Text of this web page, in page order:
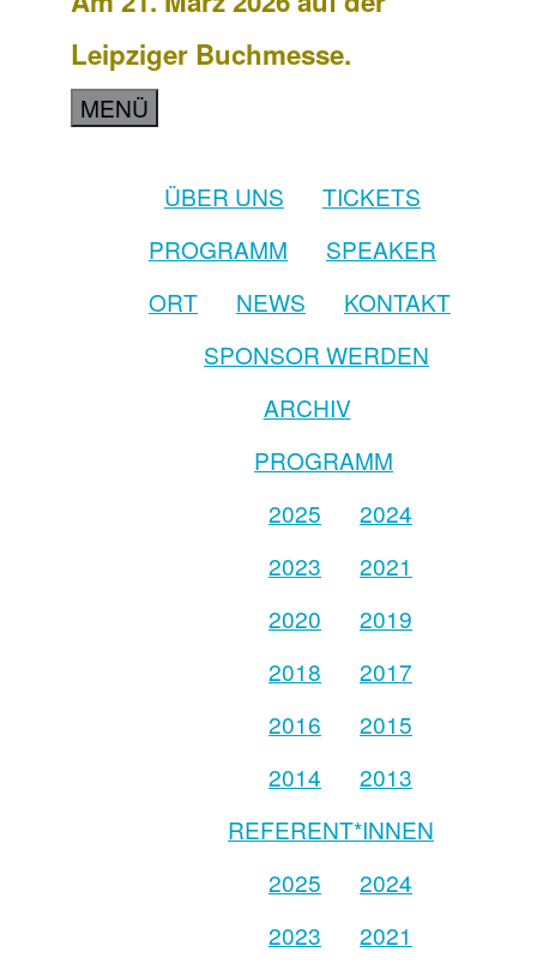
Leipziger Buchmesse.
MENÜ
ÜBER UNS
TICKETS
PROGRAMM
SPEAKER
ORT
NEWS
KONTAKT
SPONSOR WERDEN
ARCHIV
PROGRAMM
2025
2024
2023
2021
2020
2019
2018
2017
2016
2015
2014
2013
REFERENT*INNEN
2025
2024
2023
2021